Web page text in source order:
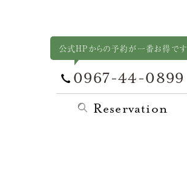
公式HPからの予約が一番お得です
0967-44-0899
Reservation